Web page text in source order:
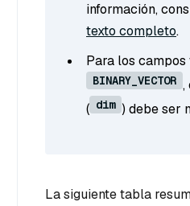
información,
texto completo.
Para los
BINARY_VECTOR ,
( dim ) debe ser
La siguiente tabla